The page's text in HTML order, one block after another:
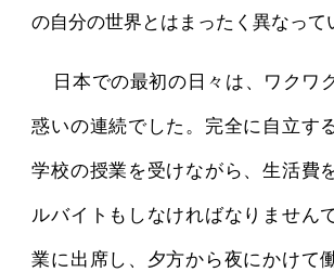
の自分の世界とはまったく異なって
日本での最初の日々は、ワクワ
惑いの連続でした。完全に自立す
学校の授業を受けながら、生活費
ルバイトもしなければなりません
業に出席し、夕方から夜にかけて